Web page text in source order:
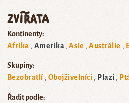
Zvířata
Kontinenty:
Afrika
Amerika Asie Austrálie
Skupiny:
Bezobratlí
Obojživelníci Plazi
Řadit podle: